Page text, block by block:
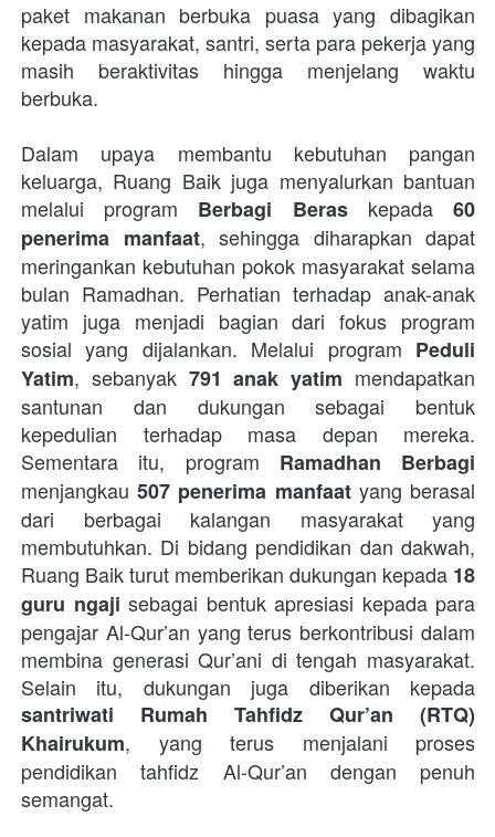
paket makanan berbuka puasa yang dibagikan
kepada masyarakat, santri, serta para pekerja yang
masih beraktivitas hingga menjelang waktu
berbuka.
Dalam upaya membantu kebutuhan pangan
keluarga, Ruang Baik juga menyalurkan bantuan
melalui program Berbagi Beras kepada 60
penerima manfaat, sehingga diharapkan dapat
meringankan kebutuhan pokok masyarakat selama
bulan Ramadhan. Perhatian terhadap anak-anak
yatim juga menjadi bagian dari fokus program
sosial yang dijalankan. Melalui program Peduli
Yatim, sebanyak 791 anak yatim mendapatkan
santunan dan dukungan sebagai bentuk
kepedulian terhadap masa depan mereka.
Sementara itu, program Ramadhan Berbagi
menjangkau 507 penerima manfaat yang berasal
dari berbagai kalangan masyarakat yang
membutuhkan. Di bidang pendidikan dan dakwah,
Ruang Baik turut memberikan dukungan kepada 18
guru ngaji sebagai bentuk apresiasi kepada para
pengajar Al-Qur’an yang terus berkontribusi dalam
membina generasi Qur’ani di tengah masyarakat.
santriwati Rumah Tahfidz Qur’an (RTQ)
Khairukum, yang terus menjalani proses
pendidikan tahfidz Al-Qur’an dengan penuh
semangat.